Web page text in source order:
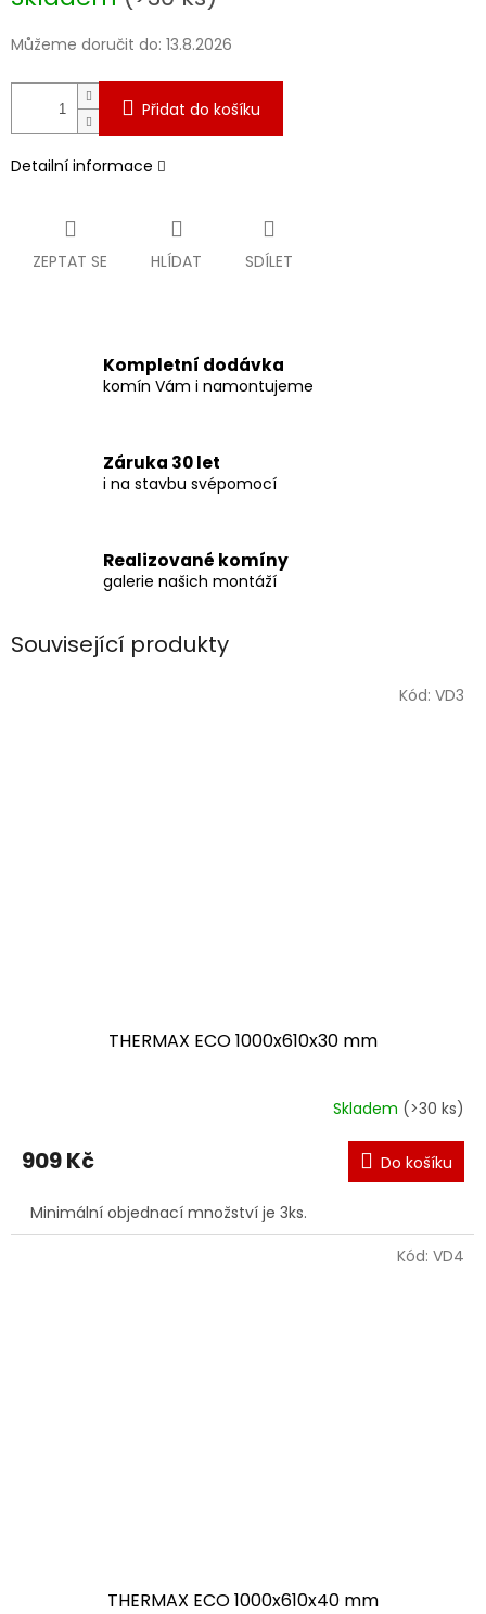
Můžeme doručit do: 13.8.2026
Přidat do košíku
Detailní informace
ZEPTAT SE HLÍDAT SDÍLET
Kompletní dodávka
komín Vám i namontujeme
Záruka 30 let
i na stavbu svépomocí
Realizované komíny
galerie našich montáží
Související produkty
THERMAX ECO 1000x610x30 mm
Skladem (>30 ks)
909 Kč Do košíku
Minimální objednací množství je 3ks.
Kód: VD3
THERMAX ECO 1000x610x40 mm
Kód: VD4